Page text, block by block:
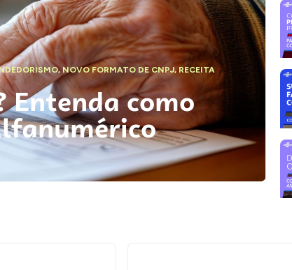
,NOVO FORMATO DE CNPJ,RECEITA
Entenda como